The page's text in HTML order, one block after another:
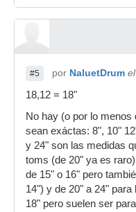
#5 por NaluetDrum
18,12 = 18"
No hay (o por lo
sean exáctas: 8", 10"
y 24" son las medidas
toms (de 20" ya es
de 15" o 16" pero
14") y de 20" a 24"
18" pero suelen ser